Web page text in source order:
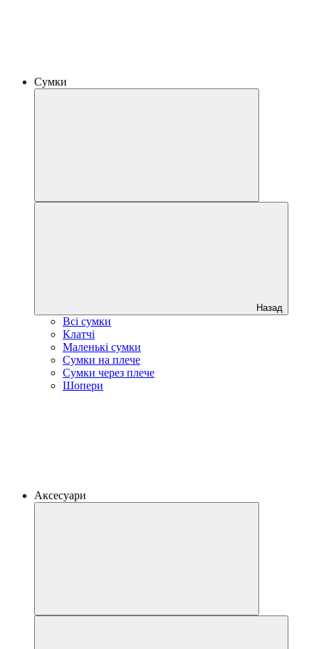
Сумки
Назад
Всі сумки
Клатчі
Маленькі сумки
Сумки на плече
Сумки через плече
Шопери
Аксесуари